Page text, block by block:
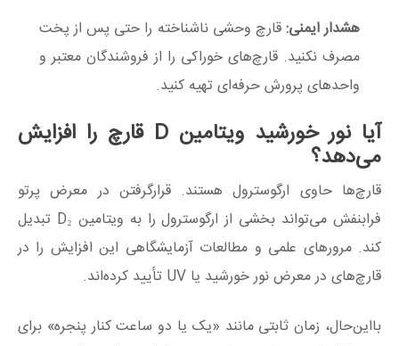
هشدار ایمنی:قارچ وحشی ناشناخته را حتی پس از پخت
مصرف نکنید. قارچ‌های خوراکی را از فروشندگان معتبر و
واحدهای پرورش حرفه‌ای تهیه کنید.
آیا نور خورشید ویتامین D قارچ را افزایش
می‌دهد؟
قارچ‌ها حاوی ارگوسترول هستند. قرارگرفتن در معرض پرتو
فرابنفش می‌تواند بخشی از ارگوسترول را به ویتامین D₂ تبدیل
کند. مرورهای علمی و مطالعات آزمایشگاهی این افزایش را در
قارچ‌های در معرض نور خورشید یا UV تأیید کرده‌اند.
بااین‌حال، زمان ثابتی مانند «یک یا دو ساعت کنار پنجره» برای